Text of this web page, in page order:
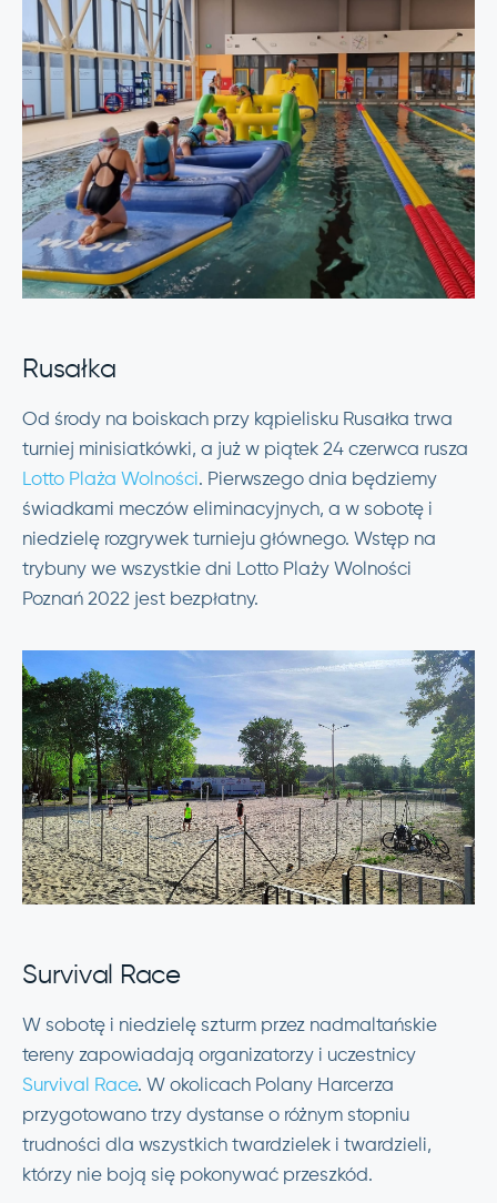
Rusałka
Od środy na boiskach przy kąpielisku Rusałka trwa
turniej minisiatkówki, a już w piątek 24 czerwca rusza
Lotto Plaża Wolności. Pierwszego dnia będziemy
świadkami meczów eliminacyjnych, a w sobotę i
niedzielę rozgrywek turnieju głównego. Wstęp na
trybuny we wszystkie dni Lotto Plaży Wolności
Poznań 2022 jest bezpłatny.
Survival Race
W sobotę i niedzielę szturm przez nadmaltańskie
tereny zapowiadają organizatorzy i uczestnicy
Survival Race. W okolicach Polany Harcerza
przygotowano trzy dystanse o różnym stopniu
trudności dla wszystkich twardzielek i twardzieli,
którzy nie boją się pokonywać przeszkód.